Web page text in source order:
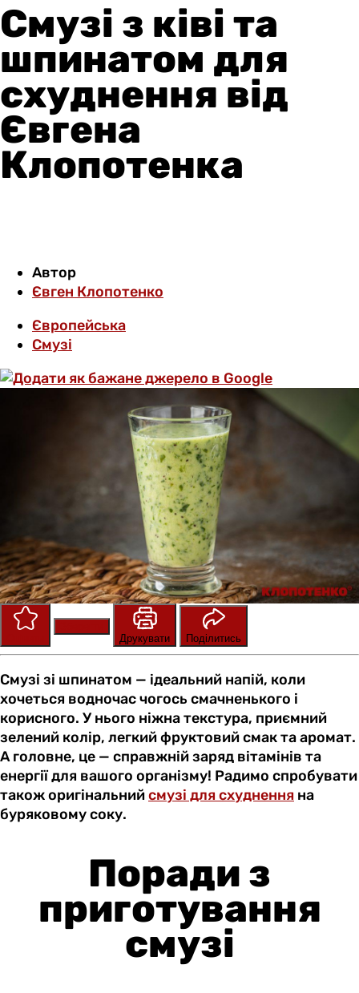
Смузі з ківі та
шпинатом для
схуднення від
Євгена
Клопотенка
Автор
Євген Клопотенко
Європейська
Смузі
Друкувати
Поділитись
Смузі зі шпинатом — ідеальний напій, коли
хочеться водночас чогось смачненького і
корисного. У нього ніжна текстура, приємний
зелений колір, легкий фруктовий смак та аромат.
А головне, це — справжній заряд вітамінів та
енергії для вашого організму! Радимо спробувати
також оригінальнийсмузі для схуднення на
буряковому соку.
Поради з
приготування
смузі